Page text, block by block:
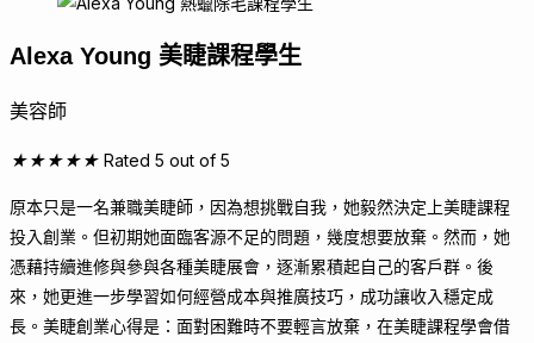
Alexa Young 美睫課程學生
美容師
★★★★★ Rated 5 out of 5
原本只是一名兼職美睫師，因為想挑戰自我，她毅然決定上美睫課程
投入創業。但初期她面臨客源不足的問題，幾度想要放棄。然而，她
憑藉持續進修與參與各種美睫展會，逐漸累積起自己的客戶群。後
來，她更進一步學習如何經營成本與推廣技巧，成功讓收入穩定成
長。美睫創業心得是：面對困難時不要輕言放棄，在美睫課程學會借